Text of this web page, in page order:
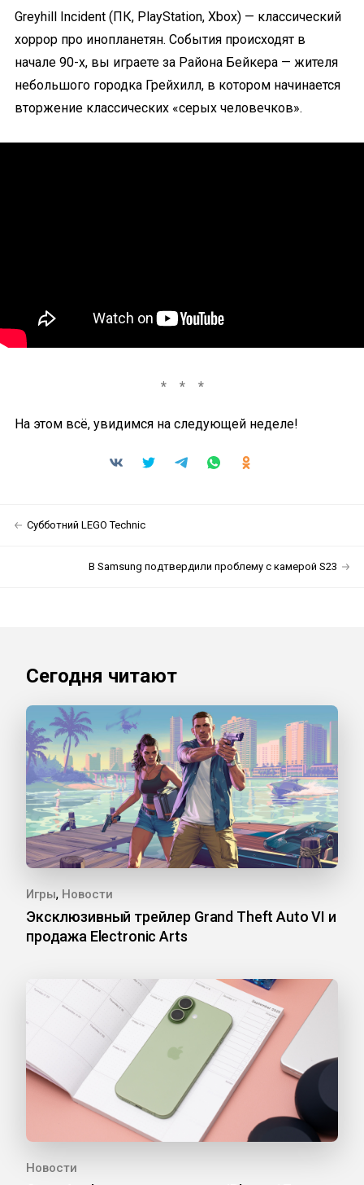
Greyhill Incident (ПК, PlayStation, Xbox) — классический
хоррор про инопланетян. События происходят в
начале 90-х, вы играете за Района Бейкера — жителя
небольшого городка Грейхилл, в котором начинается
вторжение классических «серых человечков».
На этом всё, увидимся на следующей неделе!
Субботний LEGO Technic
В Samsung подтвердили проблему с камерой S23
Сегодня читают
Игры, Новости
Эксклюзивный трейлер Grand Theft Auto VI и
продажа Electronic Arts
Новости